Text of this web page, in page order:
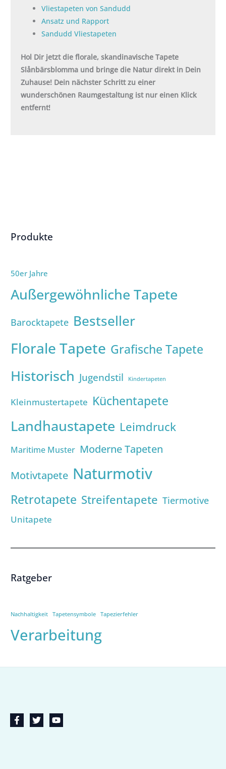
Vliestapeten von Sandudd
Ansatz und Rapport
Sandudd Vliestapeten
Hol Dir jetzt die florale, skandinavische Tapete
Slånbärsblomma und bringe die Natur direkt in Dein
Zuhause! Dein nächster Schritt zu einer
wunderschönen Raumgestaltung ist nur einen Klick
entfernt!
Produkte
50er Jahre
Außergewöhnliche Tapete
Barocktapete Bestseller
Florale Tapete Grafische Tapete
Historisch Jugendstil Kindertapeten
Kleinmustertapete Küchentapete
Landhaustapete Leimdruck
Maritime Muster Moderne Tapeten
Motivtapete Naturmotiv
Retrotapete Streifentapete Tiermotive
Unitapete
Ratgeber
Nachhaltigkeit Tapetensymbole Tapezierfehler
Verarbeitung